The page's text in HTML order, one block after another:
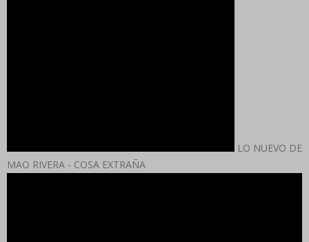
LO NUEVO DE
MAO RIVERA - COSA EXTRAÑA